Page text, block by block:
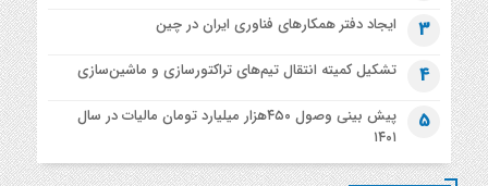
3 ایجاد دفتر همکارهای فناوری ایران در چین
4 تشکیل کمیته انتقال تیم‌های تراکتورسازی و ماشین‌سازی
5
پیش بینی وصول ۴۵۰هزار میلیارد تومان مالیات در سال
۱۴۰۱